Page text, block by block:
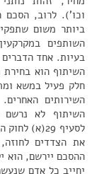
וכו'). לרוב, הסכם
ביותר משום
השותפים
בעיות. אחד
השיתוף הוא בחירת
חלק פעיל במשא
השירותים
השיתוף לא נרשם
לסעיף 29(א)
את הצדדים
ההסכם יירשם, הוא
יחייב כל אדם